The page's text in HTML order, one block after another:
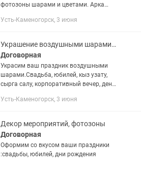
фотозоны шарами и цветами. Арка
Үйлену той Сырға салу Тұсаукесер Қыз
Усть-Каменогорск, 3 июня
Украшение воздушными шарами, фотозоны, гирлянды, композицию
Договорная
Украсим ваш праздник воздушными
шарами.Свадьба, юбилей, кыз узату,
сырга салу, корпоративный вечер, день
Усть-Каменогорск, 3 июня
Декор мероприятий, фотозоны
Договорная
Оформим со вкусом ваши праздники
:свадьбы, юбилей, дни рождения